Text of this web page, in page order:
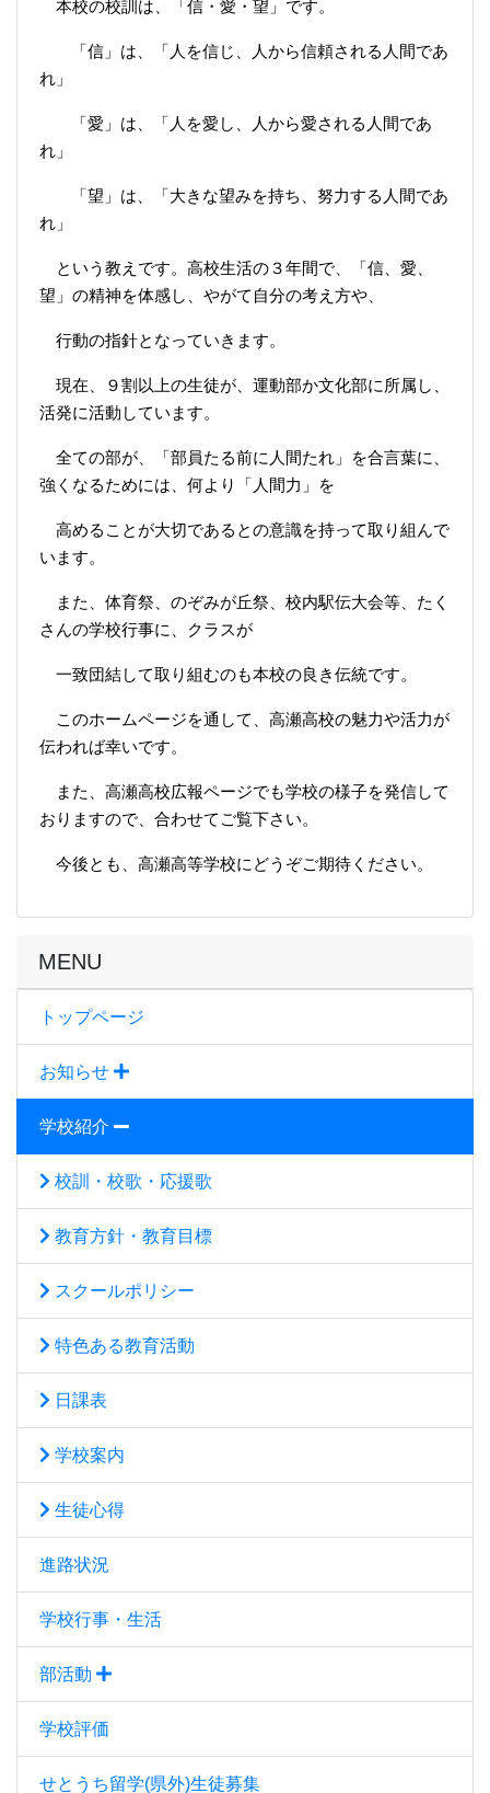
MENU
トップページ
お知らせ
学校紹介
校訓・校歌・応援歌
教育方針・教育目標
スクールポリシー
特色ある教育活動
日課表
学校案内
生徒心得
進路状況
学校行事・生活
部活動
学校評価
せとうち留学(県外)生徒募集
本校の校訓は、「信・愛・望」です。
「信」は、「人を信じ、人から信頼される人間であ
れ」
「愛」は、「人を愛し、人から愛される人間であ
れ」
「望」は、「大きな望みを持ち、努力する人間であ
れ」
という教えです。高校生活の３年間で、「信、愛、
望」の精神を体感し、やがて自分の考え方や、
行動の指針となっていきます。
現在、９割以上の生徒が、運動部か文化部に所属し、
活発に活動しています。
全ての部が、「部員たる前に人間たれ」を合言葉に、
強くなるためには、何より「 人間力」を
高めることが大切であるとの意識を持って取り組んで
います。
また、体育祭、のぞみが丘祭、校内駅伝大会等、たく
さんの学校行事に、クラスが
一致団結して取り組むのも本校の良き伝統です。
このホームページを通して、高瀬高校の魅力や活力が
伝われば幸いです。
また、高瀬高校広報ページでも学校の様子を発信して
おりますので、合わせてご覧下さい。
今後とも、高瀬高等学校にどうぞご期待ください。